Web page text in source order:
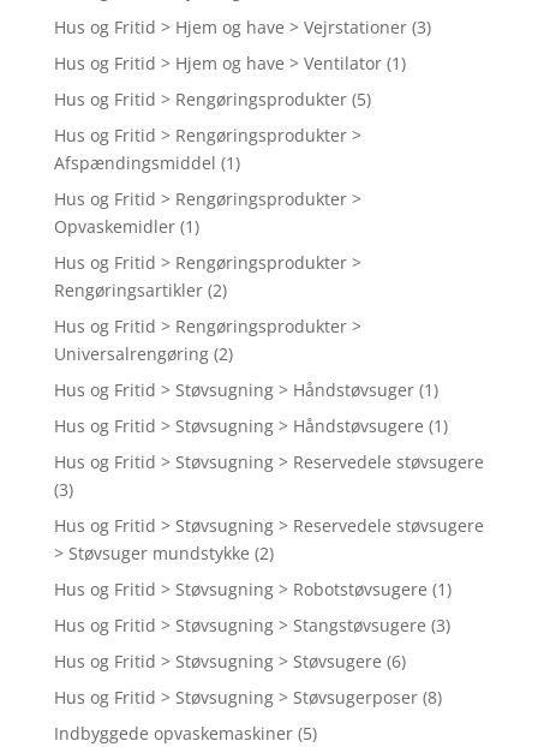
Hus og Fritid > Hjem og have > Vejrstationer (3)
Hus og Fritid > Hjem og have > Ventilator (1)
Hus og Fritid > Rengøringsprodukter (5)
Hus og Fritid > Rengøringsprodukter >
Afspændingsmiddel (1)
Hus og Fritid > Rengøringsprodukter >
Opvaskemidler (1)
Hus og Fritid > Rengøringsprodukter >
Rengøringsartikler (2)
Hus og Fritid > Rengøringsprodukter >
Universalrengøring (2)
Hus og Fritid > Støvsugning > Håndstøvsuger (1)
Hus og Fritid > Støvsugning > Håndstøvsugere (1)
Hus og Fritid > Støvsugning > Reservedele støvsugere
(3)
Hus og Fritid > Støvsugning > Reservedele støvsugere
> Støvsuger mundstykke (2)
Hus og Fritid > Støvsugning > Robotstøvsugere (1)
Hus og Fritid > Støvsugning > Stangstøvsugere (3)
Hus og Fritid > Støvsugning > Støvsugere (6)
Hus og Fritid > Støvsugning > Støvsugerposer (8)
Indbyggede opvaskemaskiner (5)